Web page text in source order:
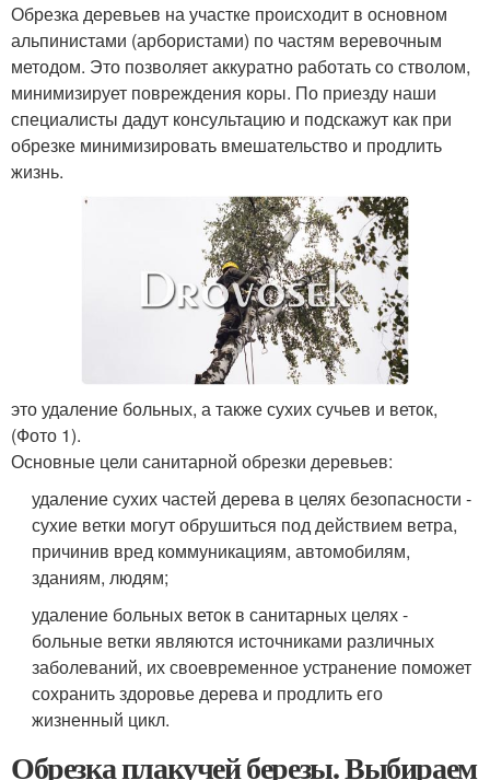
Обрезка деревьев на участке происходит в основном
альпинистами (арбористами) по частям веревочным
методом. Это позволяет аккуратно работать со стволом,
минимизирует повреждения коры. По приезду наши
специалисты дадут консультацию и подскажут как при
обрезке минимизировать вмешательство и продлить
жизнь.
это удаление больных, а также сухих сучьев и веток,
(Фото 1).
Основные цели санитарной обрезки деревьев:
удаление сухих частей дерева в целях безопасности -
сухие ветки могут обрушиться под действием ветра,
причинив вред коммуникациям, автомобилям,
зданиям, людям;
удаление больных веток в санитарных целях -
больные ветки являются источниками различных
заболеваний, их своевременное устранение поможет
сохранить здоровье дерева и продлить его
жизненный цикл.
Обрезка плакучей березы. Выбираем